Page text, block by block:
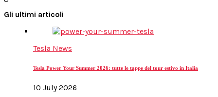
Gli ultimi articoli
Tesla News
Tesla Power Your Summer 2026: tutte le tappe del tour estivo in Italia
10 July 2026